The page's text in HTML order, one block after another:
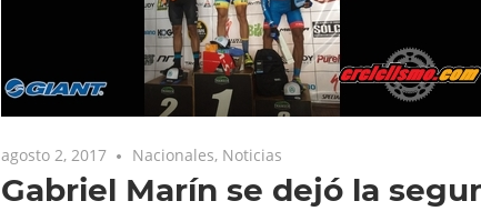
agosto 2, 2017 Nacionales, Noticias
Gabriel Marín se dejó la